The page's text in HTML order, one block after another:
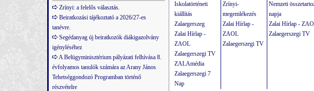
Zrínyi: a felelős választás.
Beiratkozási tájékoztató a 2026/27-es
tanévre.
Segédanyag új beiratkozók diákigazolvány
igényléséhez
A Belügyminisztérium pályázati felhívása 8.
évfolyamos tanulók számára az Arany János
Tehetséggondozó Programban történő
részvételre
Iskolatörténeti
kiállítás
Zalaegerszeg
Zalai Hírlap -
ZAOL
Zalaegerszegi TV
ZALAmédia
Zalaegerszegi 7
Nap
Zrínyi-
megemlékezés
Zalai Hírlap -
ZAOL
Zalaegerszegi TV
Nemzeti
napja
Zalai Hírlap -
Zalaegerszegi TV